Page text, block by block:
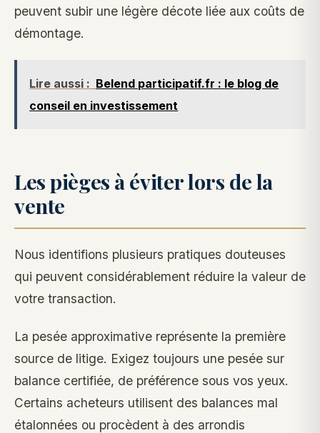
peuvent subir une légère décote liée aux coûts de
démontage.
Lire aussi : Belend participatif.fr : le blog de
conseil en investissement
Les pièges à éviter lors de la
vente
Nous identifions plusieurs pratiques douteuses
qui peuvent considérablement réduire la valeur de
votre transaction.
La pesée approximative représente la première
source de litige. Exigez toujours une pesée sur
balance certifiée, de préférence sous vos yeux.
Certains acheteurs utilisent des balances mal
étalonnées ou procèdent à des arrondis